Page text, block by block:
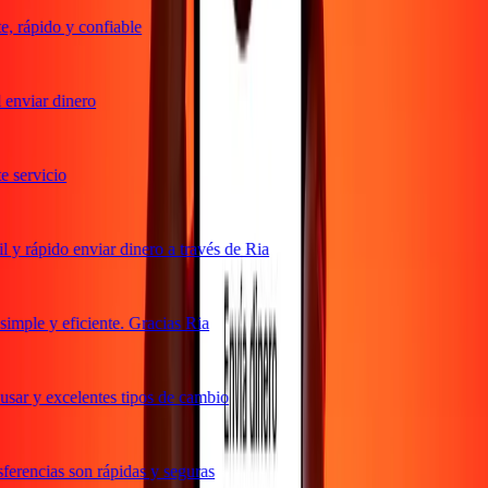
rápido y confiable
dinero
rápido enviar dinero a través de Ria
y eficiente. Gracias Ria
y excelentes tipos de cambio
son rápidas y seguras